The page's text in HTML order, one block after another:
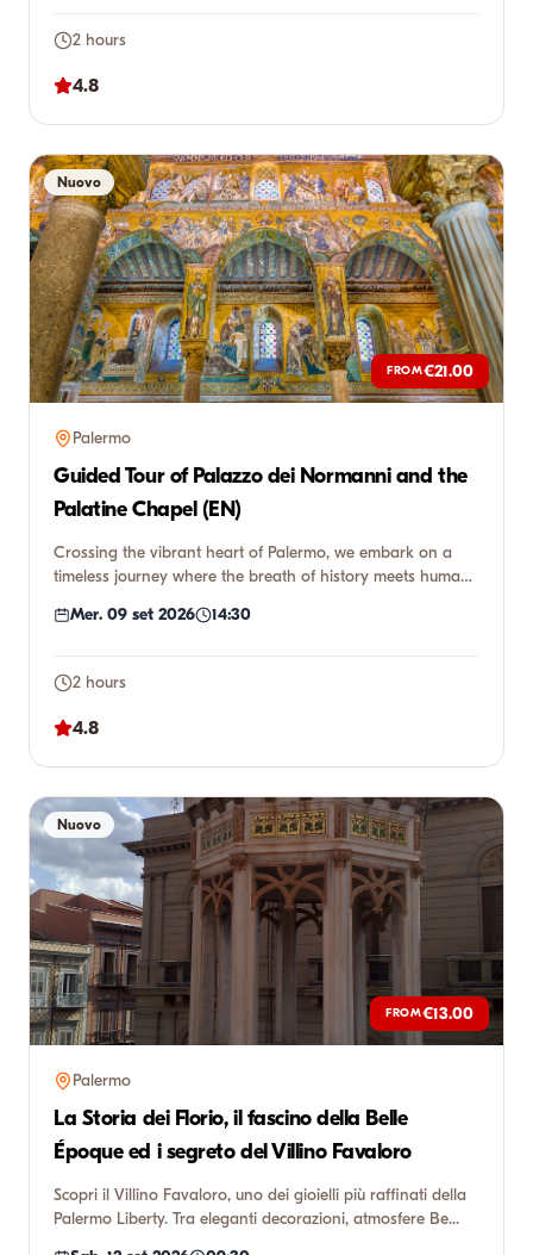
2 hours
4.8
Nuovo
FROM€21.00
Palermo
Guided Tour of Palazzo dei Normanni and the
Palatine Chapel (EN)
Crossing the vibrant heart of Palermo, we embark on a
timeless journey where the breath of history meets human
Mer. 09 set 2026 14:30
2 hours
4.8
Nuovo
FROM€13.00
Palermo
La Storia dei Florio, il fascino della Belle
Époque ed i segreto del Villino Favaloro
Scopri il Villino Favaloro, uno dei gioielli più raffinati della
Palermo Liberty. Tra eleganti decorazioni, atmosfere Be...